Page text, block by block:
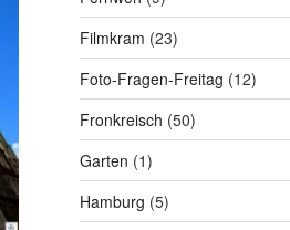
Filmkram (23)
Foto-Fragen-Freitag (12)
Fronkreisch (50)
Garten (1)
Hamburg (5)